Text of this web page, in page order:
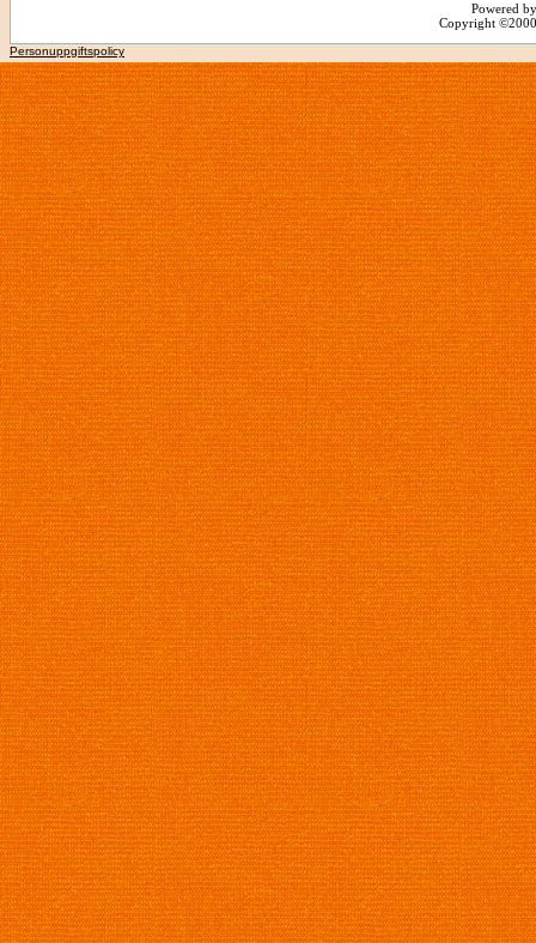
Powered
Copyright
Personuppgiftspolicy